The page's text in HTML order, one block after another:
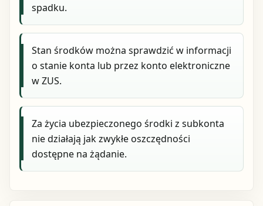
spadku.
Stan środków można sprawdzić w informacji
o stanie konta lub przez konto elektroniczne
w ZUS.
Za życia ubezpieczonego środki z subkonta
nie działają jak zwykłe oszczędności
dostępne na żądanie.